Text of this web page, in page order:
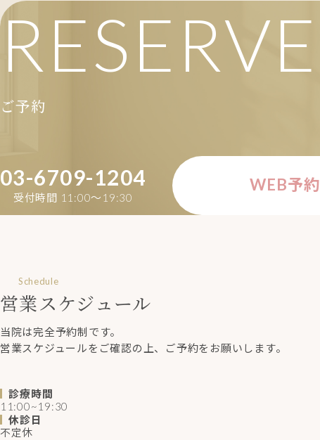
RESERVE
ご予約
03-6709-1204
受付時間 11:00〜19:30
WEB予約
Schedule
営業スケジュール
当院は完全予約制です。
営業スケジュールをご確認の上、ご予約をお願いします。
診療時間
11:00~19:30
休診日
不定休